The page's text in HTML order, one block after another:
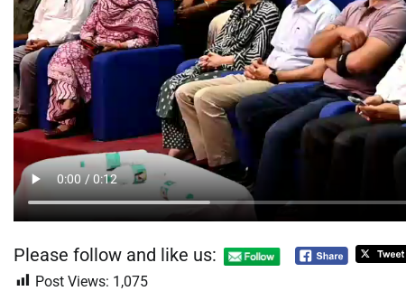
Please follow and like us:
Post Views: 1,075